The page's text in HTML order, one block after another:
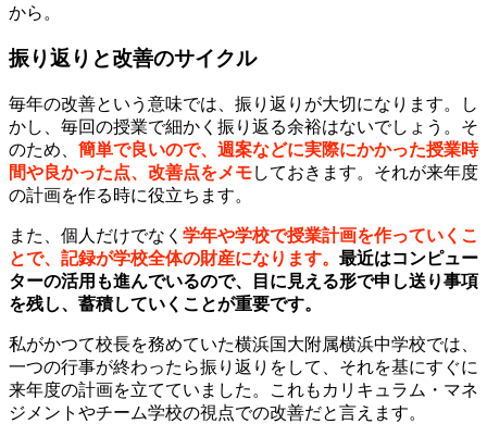
から。
振り返りと改善のサイクル
毎年の改善という意味では、振り返りが大切になります。し
かし、毎回の授業で細かく振り返る余裕はないでしょう。そ
のため、 簡単で良いので、週案などに実際にかかった授業時
間や良かった点、改善点をメモしておきます。それが来年度
の計画を作る時に役立ちます。
また、個人だけでなく 学年や学校で授業計画を作っていくこ
とで、記録が学校全体の財産になります。 最近はコンピュー
ターの活用も進んでいるので、目に見える形で申し送り事項
を残し、蓄積していくことが重要です。
私がかつて校長を務めていた横浜国大附属横浜中学校では、
一つの行事が終わったら振り返りをして、それを基にすぐに
来年度の計画を立てていました。これもカリキュラム・マネ
ジメントやチーム学校の視点での改善だと言えます。